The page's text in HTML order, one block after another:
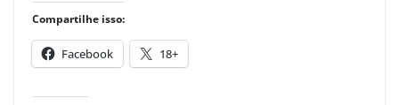
Compartilhe isso:
Facebook 18+